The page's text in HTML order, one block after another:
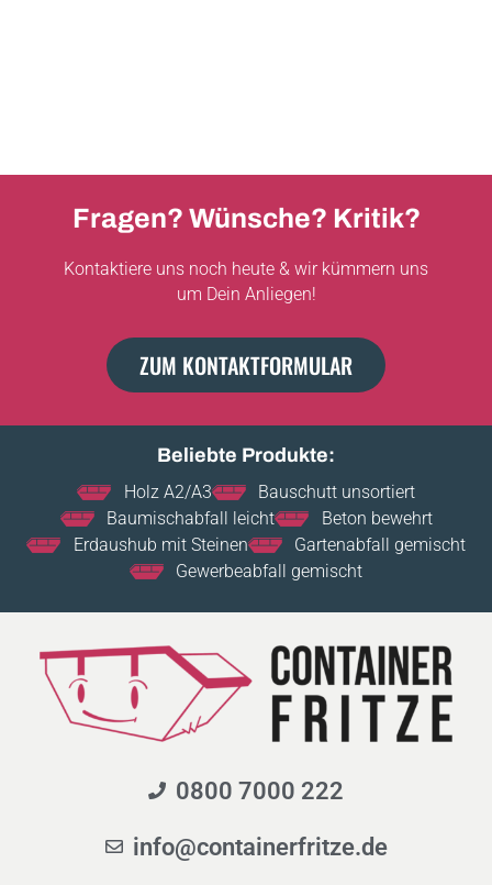
Fragen? Wünsche? Kritik?
Kontaktiere uns noch heute & wir kümmern uns
um Dein Anliegen!
ZUM KONTAKTFORMULAR
Beliebte Produkte:
Holz A2/A3
Bauschutt unsortiert
Baumischabfall leicht
Beton bewehrt
Erdaushub mit Steinen
Gartenabfall gemischt
Gewerbeabfall gemischt
0800 7000 222
info@containerfritze.de